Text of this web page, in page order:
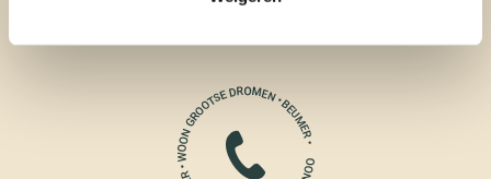
BEUMER AANKOOPMAKELAAR